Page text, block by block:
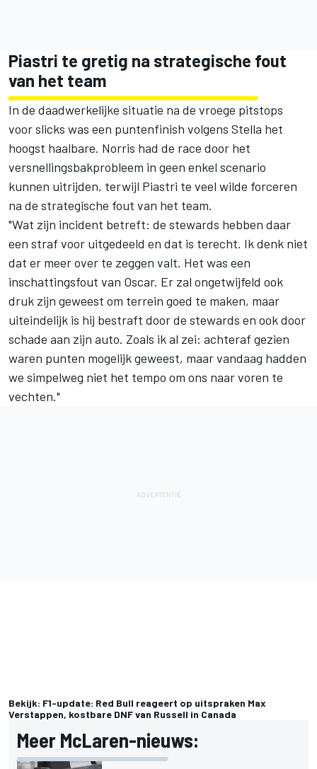
Piastri te gretig na strategische fout
van het team
In de daadwerkelijke situatie na de vroege pitstops
voorslicks was een puntenfinish volgens Stella het
hoogst haalbare. Norris had de race door het
versnellingsbakprobleem in geen enkel scenario
kunnen uitrijden, terwijl Piastri te veel wilde forceren
na de strategische fout van het team.
"Wat zijn incident betreft: de stewards hebben daar
een straf voor uitgedeeld en dat is terecht. Ik denk niet
dat er meer over te zeggen valt. Het was een
inschattingsfout van Oscar. Er zal ongetwijfeld ook
druk zijn geweest om terrein goed te maken, maar
uiteindelijk is hij bestraft door de stewards en ook door
schade aan zijn auto. Zoals ik al zei: achteraf gezien
waren punten mogelijk geweest, maar vandaag hadden
we simpelweg niet het tempo om ons naar voren te
vechten."
Bekijk: F1-update: Red Bull reageert op uitspraken Max
Verstappen, kostbare DNF van Russell in Canada
Meer McLaren-nieuws: